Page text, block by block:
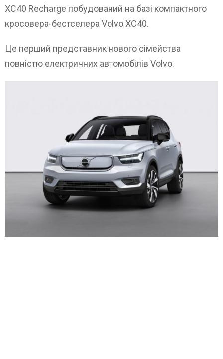
XC40 Recharge побудований на базі компактного
кросовера-бестселера Volvo XC40.
Це перший представник нового сімейства
повністю електричних автомобілів Volvo.